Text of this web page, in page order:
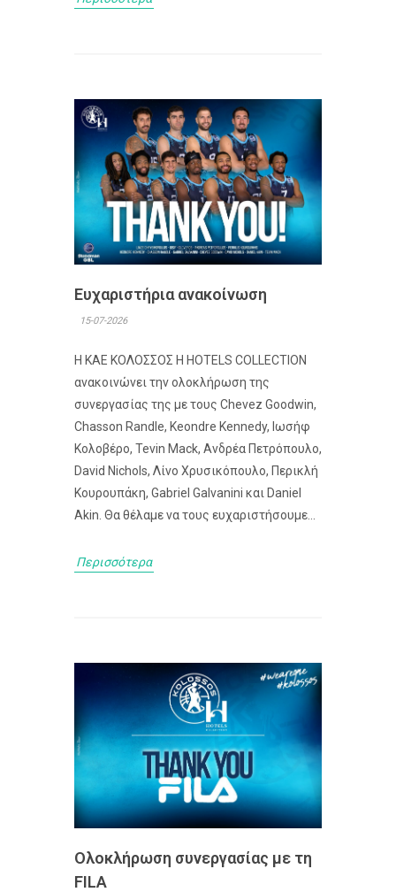
Ευχαριστήρια ανακοίνωση
15-07-2026
Η ΚΑΕ ΚΟΛΟΣΣΟΣ H HOTELS COLLECTION
ανακοινώνει την ολοκλήρωση της
συνεργασίας της με τους Chevez Goodwin,
Chasson Randle, Keondre Kennedy, Ιωσήφ
Κολοβέρο, Tevin Mack, Ανδρέα Πετρόπουλο,
David Nichols, Λίνο Χρυσικόπουλο, Περικλή
Κουρουπάκη, Gabriel Galvanini και Daniel
Akin. Θα θέλαμε να τους ευχαριστήσουμε...
Περισσότερα
Ολοκλήρωση συνεργασίας με τη
FILA